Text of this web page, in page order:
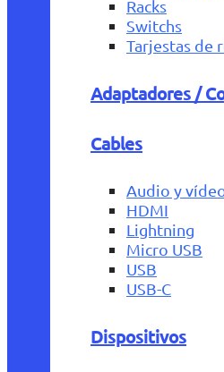
Racks
Switchs
Tarjestas de
Adaptadores /
Cables
Audio y
HDMI
Lightning
Micro USB
USB
USB-C
Dispositivos